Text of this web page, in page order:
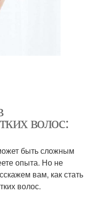
волос:
быть сложным
опыта. Но не
вам, как стать
волос.